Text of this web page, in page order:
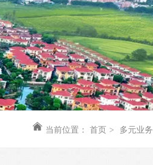
当前位置： 首页 > 多元业务